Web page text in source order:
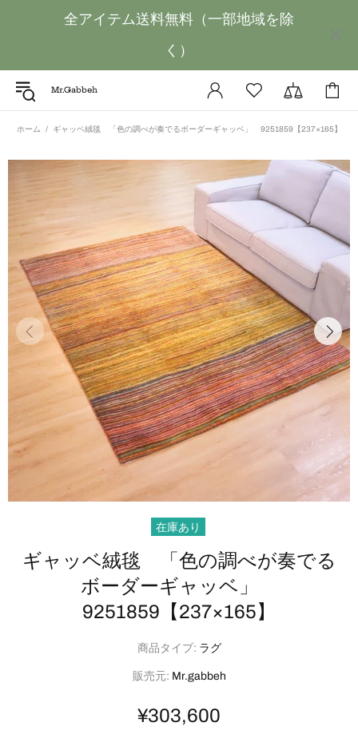
全アイテム送料無料（一部地域を除
く）
Mr.Gabbeh
ホーム ギャッベ絨毯 「色の調べが奏でるボーダーギャッベ」 9251859【237×165】
在庫あり
ギャッベ絨毯 ​「色の​調べが​奏でる​
ボーダーギャッベ」​
9251859【237×165】
商品タイプ: ラグ
販売元: Mr.gabbeh
¥303,600